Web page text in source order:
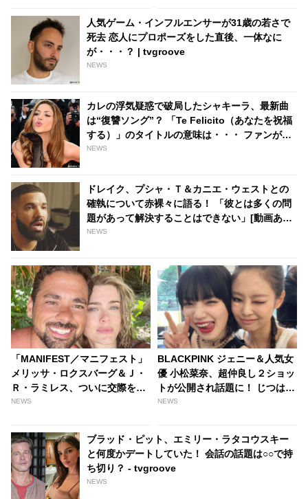
発…？ - tvgroove
人気ゲーム・インフルエンサーが31歳の若さで
死去 恋人にプロポーズをした直後、一体なに
が・・・？ | tvgroove
NEWS
カレの浮気疑惑で破局したシャキーラ、最新曲
は“復讐ソング”？ 「Te Felicito（あなたを祝福
する）」のタイトルの意味は・・・ ファンが歌
詞の意味を推測 - tvgroove
NEWS
ドレイク、プシャ・Ｔ＆カニエ・ウェストとの
確執について赤裸々に語る！ 「彼とは多くの問
題があって解決することはできない」[動画あり]
| tvgroove
NEWS
「MANIFEST／マニフェスト」
メリッサ・ロクスバーグ＆Ｊ・
Ｒ・ラミレス、ついに交際をオ
フィシャルに？ フィジーで「信
ションを過ごす［写真あり］ -
tvgroove
NEWS
BLACKPINK ジェニー＆人気女
優 小松菜奈、超仲良し２ショッ
トが公開され話題に！ じつは共
通の元カレがいた・・？ -
NEWS
ブラッド・ピット、エミリー・ラタコウスキー
と何度かデートしていた！ 会話の話題は○○で持
ち切り？ - tvgroove
NEWS